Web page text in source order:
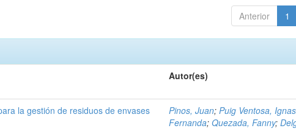
Anterior 1
Autor(es)
la gestión de residuos de envases
Pinos, Juan;Puig Ventosa,
Fernanda;Quezada, Fanny;